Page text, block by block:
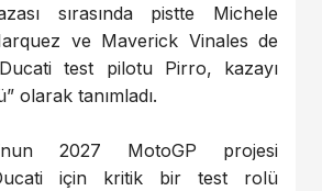
sırasında pistte Michele
ve Maverick Vinales de
test pilotu Pirro, kazayı
olarak tanımladı.
2027 MotoGP projesi
Ducati için kritik bir test rolü